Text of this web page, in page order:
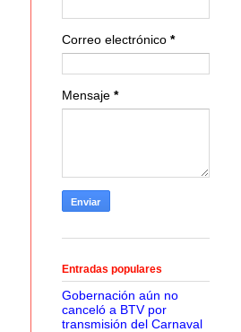
Correo electrónico *
Mensaje *
Entradas populares
Gobernación aún no
canceló a BTV por
transmisión del Carnaval